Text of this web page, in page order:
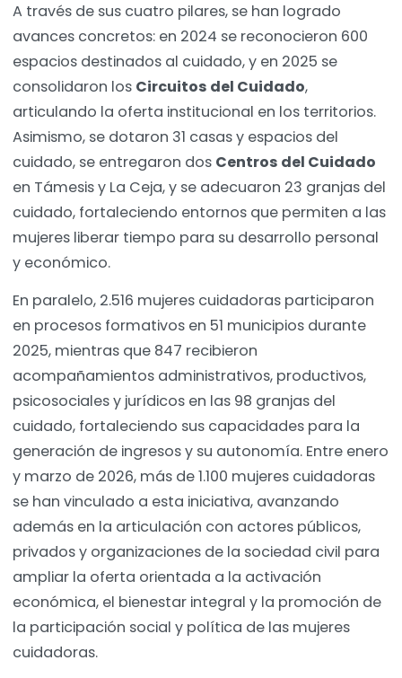
A través de sus cuatro pilares, se han logrado
avances concretos: en 2024 se reconocieron 600
espacios destinados al cuidado, y en 2025 se
consolidaron los Circuitos del Cuidado,
articulando la oferta institucional en los territorios.
Asimismo, se dotaron 31 casas y espacios del
cuidado, se entregaron dos Centros del Cuidado
en Támesis y La Ceja, y se adecuaron 23 granjas del
cuidado, fortaleciendo entornos que permiten a las
mujeres liberar tiempo para su desarrollo personal
y económico.
En paralelo, 2.516 mujeres cuidadoras participaron
en procesos formativos en 51 municipios durante
2025, mientras que 847 recibieron
acompañamientos administrativos, productivos,
psicosociales y jurídicos en las 98 granjas del
cuidado, fortaleciendo sus capacidades para la
generación de ingresos y su autonomía. Entre enero
y marzo de 2026, más de 1.100 mujeres cuidadoras
se han vinculado a esta iniciativa, avanzando
además en la articulación con actores públicos,
privados y organizaciones de la sociedad civil para
ampliar la oferta orientada a la activación
económica, el bienestar integral y la promoción de
la participación social y política de las mujeres
cuidadoras.